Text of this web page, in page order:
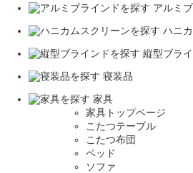
アルミ
ハニ
縦型ブラ
寝装品
家具
家具トップページ
こたつテーブル
こたつ布団
ベッド
ソファ